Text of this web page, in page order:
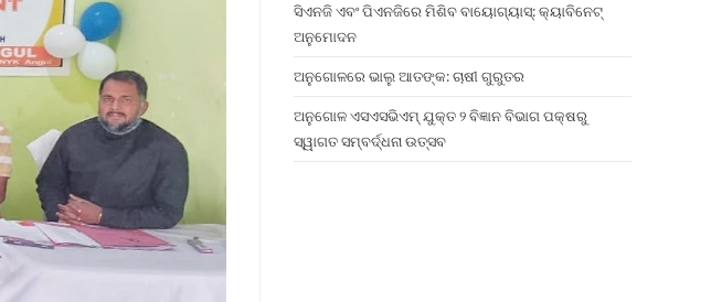
ସିଏନଜି ଏବଂ ପିଏନଜିରେ ମିଶିବ ବାୟୋଗ୍ୟାସ୍: କ୍ୟାବିନେଟ୍
ଅନୁମୋଦନ
ଅନୁଗୋଳରେ ଭାଲୁ ଆତଙ୍କ: ଚାଷୀ ଗୁରୁତର
ଅନୁଗୋଳ ଏସଏସଭିଏମ୍ ଯୁକ୍ତ ୨ ବିଜ୍ଞାନ ବିଭାଗ ପକ୍ଷରୁ
ସ୍ୱାଗତ ସମ୍ବର୍ଦ୍ଧନା ଉତ୍ସବ